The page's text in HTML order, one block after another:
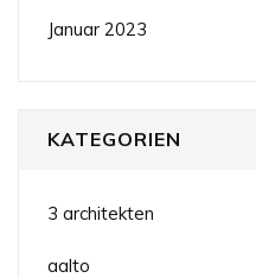
Januar 2023
KATEGORIEN
3 architekten
aalto